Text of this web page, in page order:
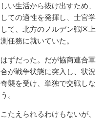
い生活から抜け出すため、
ての適性を発揮し、士官学
て、北方のノルデン戦区上
任務に就いていた。
ずだった。だが協商連合軍
が戦争状態に突入し、状況
襲を受け、単独で交戦しな
。
たえられるわけもないが、